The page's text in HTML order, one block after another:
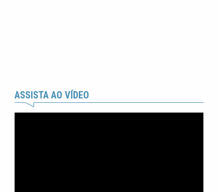
ASSISTA AO VÍDEO